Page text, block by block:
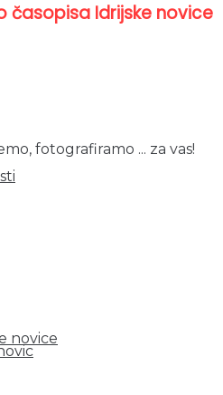
časopisa Idrijske novice
fotografiramo ... za vas!
novice